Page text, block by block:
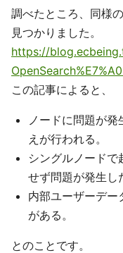
調べたところ、同様
見つかりました。
https://
この記事によると、
ノードに問題が
えが行われる。
シングルノード
せず問題が発生し
内部ユーザーデー
がある。
とのことです。